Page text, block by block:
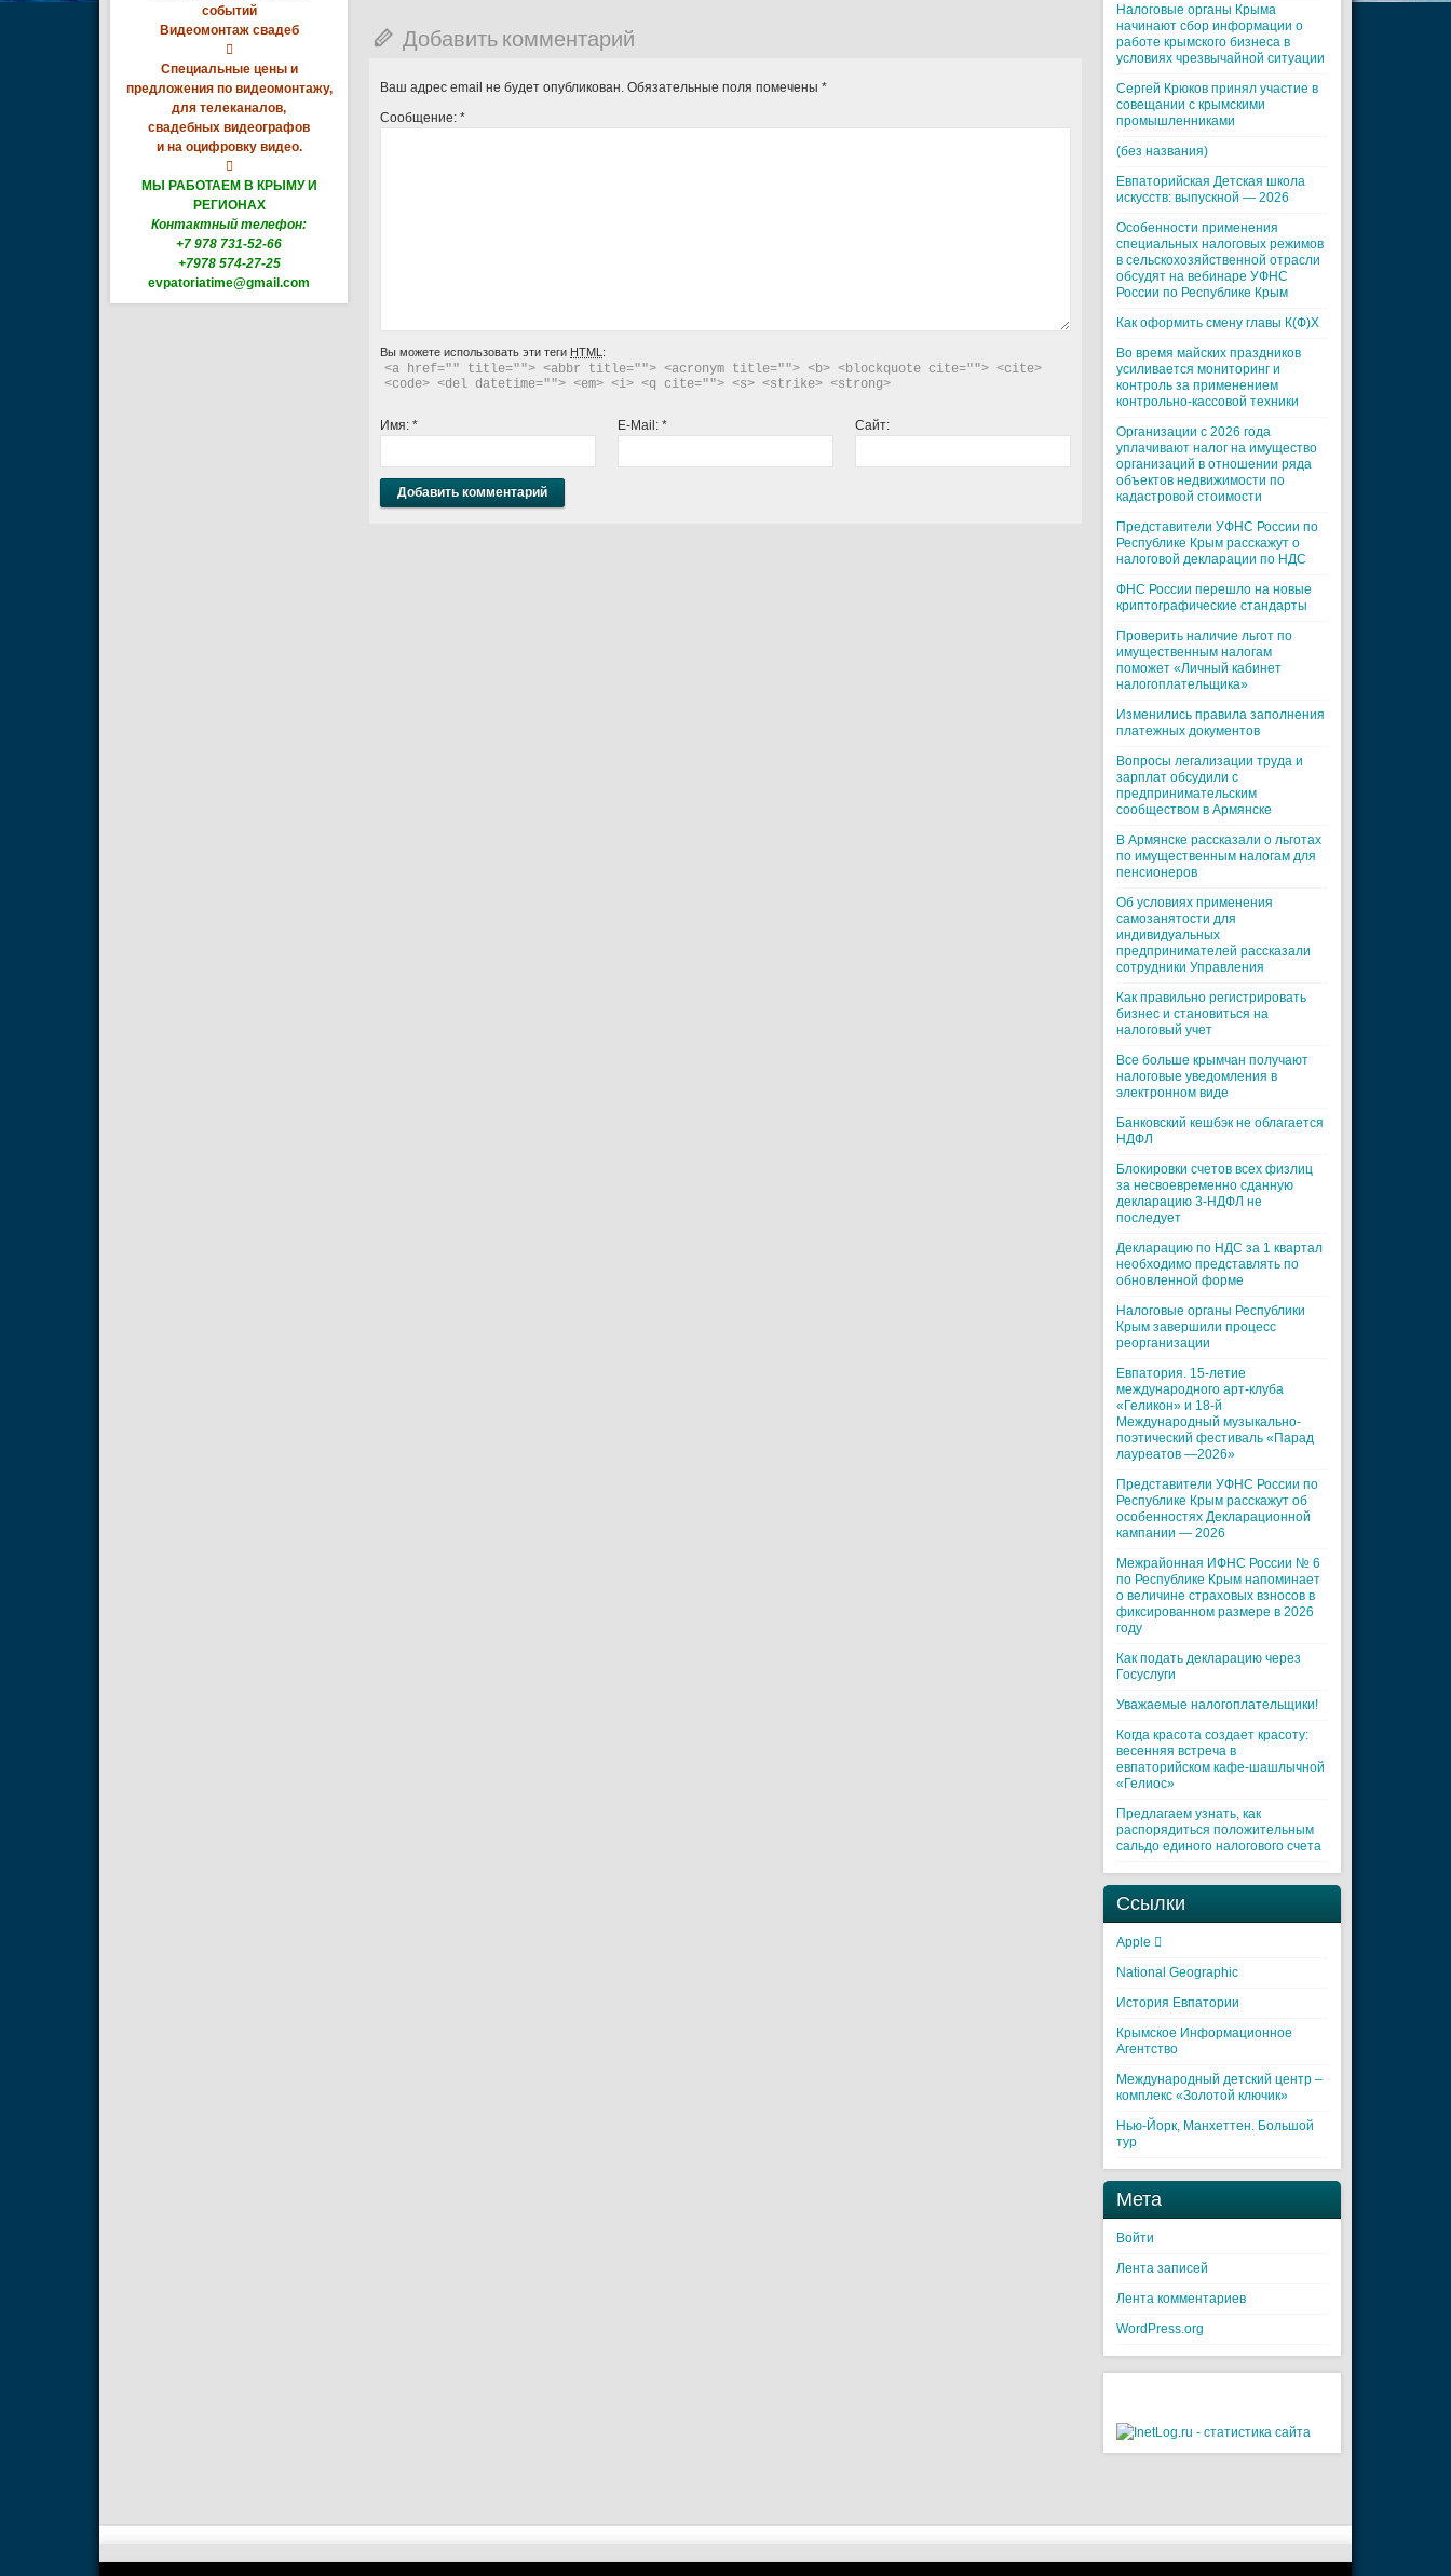
событий
Видеомонтаж свадеб

Специальные цены и
предложения по видеомонтажу,
для телеканалов,
свадебных видеографов
и на оцифровку видео.

МЫ РАБОТАЕМ В КРЫМУ И
РЕГИОНАХ
Контактный телефон:
+7 978 731-52-66
+7978 574-27-25
evpatoriatime@gmail.com
Добавить комментарий
Ваш адрес email не будет опубликован. Обязательные поля помечены *
Сообщение: *
Вы можете использовать эти теги HTML :
<a href="" title=""> <abbr title=""> <acronym title=""> <b> <blockquote cite=""> <cite>
<code> <del datetime=""> <em> <i> <q cite=""> <s> <strike> <strong>
Имя: * E-Mail: * Сайт:
Налоговые органы Крыма
начинают сбор информации о
работе крымского бизнеса в
условиях чрезвычайной ситуации
Cергей Крюков принял участие в
совещании с крымскими
промышленниками
(без названия)
Евпаторийская Детская школа
искусств: выпускной — 2026
Особенности применения
специальных налоговых режимов
в сельскохозяйственной отрасли
обсудят на вебинаре УФНС
России по Республике Крым
Как оформить смену главы К(Ф)Х
Во время майских праздников
усиливается мониторинг и
контроль за применением
контрольно-кассовой техники
Организации с 2026 года
уплачивают налог на имущество
организаций в отношении ряда
объектов недвижимости по
кадастровой стоимости
Представители УФНС России по
Республике Крым расскажут о
налоговой декларации по НДС
ФНС России перешло на новые
криптографические стандарты
Проверить наличие льгот по
имущественным налогам
поможет «Личный кабинет
налогоплательщика»
Изменились правила заполнения
платежных документов
Вопросы легализации труда и
зарплат обсудили с
предпринимательским
сообществом в Армянске
В Армянске рассказали о льготах
по имущественным налогам для
пенсионеров
Об условиях применения
самозанятости для
индивидуальных
предпринимателей рассказали
сотрудники Управления
Как правильно регистрировать
бизнес и становиться на
налоговый учет
Все больше крымчан получают
налоговые уведомления в
электронном виде
Банковский кешбэк не облагается
НДФЛ
Блокировки счетов всех физлиц
за несвоевременно сданную
декларацию 3-НДФЛ не
последует
Декларацию по НДС за 1 квартал
необходимо представлять по
обновленной форме
Налоговые органы Республики
Крым завершили процесс
реорганизации
Евпатория. 15-летие
международного арт-клуба
«Геликон» и 18-й
Международный музыкально-
поэтический фестиваль «Парад
лауреатов —2026»
Представители УФНС России по
Республике Крым расскажут об
особенностях Декларационной
кампании — 2026
Межрайонная ИФНС России № 6
по Республике Крым напоминает
о величине страховых взносов в
фиксированном размере в 2026
году
Как подать декларацию через
Госуслуги
Уважаемые налогоплательщики!
Когда красота создает красоту:
весенняя встреча в
евпаторийском кафе-шашлычной
«Гелиос»
Предлагаем узнать, как
распорядиться положительным
сальдо единого налогового счета
Ссылки
Apple 
National Geographic
История Евпатории
Крымское Информационное
Агентство
Международный детский центр –
комплекс «Золотой ключик»
Нью-Йорк, Манхеттен. Большой
тур
Мета
Войти
Лента записей
Лента комментариев
WordPress.org